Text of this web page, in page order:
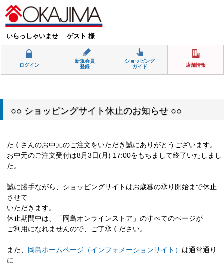
いらっしゃいませ ゲスト 様
ログイン
新規会員
登録
ショッピング
ガイド
店舗情報
○○ ショッピングサイト休止のお知らせ ○○
たくさんのお中元のご注文をいただき誠にありがとうございます。
お中元のご注文受付は8月3日(月) 17:00をもちまして終了いたしまし
た。
誠に勝手ながら、ショッピングサイトはお歳暮の承り開始まで休止
させて
いただきます。
休止期間中は、「岡島オンラインストア」のすべてのページが
ご利用になれませんので、ご了承ください。
また、 岡島ホームページ（インフォメーションサイト） は通常通り
に